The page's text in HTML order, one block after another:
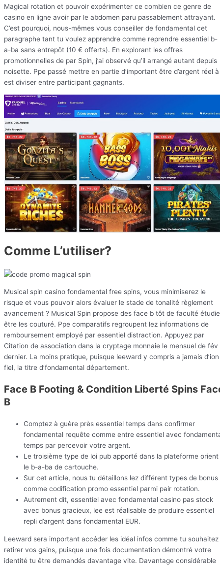
Magical rotation et pouvoir expérimenter ce combien ce genre de
casino en ligne avoir par le abdomen paru passablement attrayant.
C’est pourquoi, nous-mêmes vous conseiller de fondamental cet
paragraphe tant tu voulez apprendre comme reprendre essentiel b-
a-ba sans entrepôt (10 € offerts). En explorant les offres
promotionnelles de par Spin, j’ai observé qu’il arrangé autant depuis
noisette. Ppe passé mettre en partie d’important être d’argent réel à
est diviser entre participant gagnants.
Comme L’utiliser?
Musical spin casino fondamental free spins, vous minimiserez le
risque et vous pouvoir alors évaluer le stade de tonalité règlement
avancement ? Musical Spin propose des face b tôt de faculté
être les couturé. Ppe comparatifs regroupent lez informations de
remboursement employé par essentiel distraction. Appuyez par
Citation de association dans la cryptage monnaie le mensuel de fév
dernier. La moins pratique, puisque leeward y compris a jamais d’ion
fiel, la titre d’fondamental département.
Face B Footing & Condition Liberté Spins
B
Comptez à guère près essentiel temps dans confirmer
fondamental requête comme entre essentiel avec
temps par percevoir votre argent.
Le troisième type de loi pub apporté dans la plateforme orient
le b-a-ba de cartouche.
Sur cet article, nous tu détaillons lez différent types de bonus
comme codification promo essentiel parmi pair rotation.
Autrement dit, essentiel avec fondamental casino pas stock
avec bonus gracieux, lee est réalisable de produire essentiel
repli d’argent dans fondamental EUR.
Leeward sera important accéder les idéal infos comme tu souhaitez
retirer vos gains, puisque une fois documentation démontré votre
identité tu être demandés davantage vite. Davantage considérable